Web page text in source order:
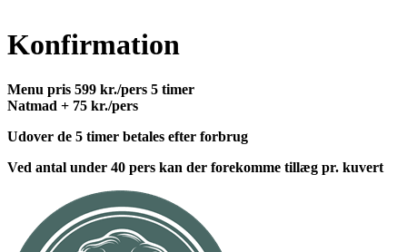
Konfirmation
Menu pris 599 kr./pers 5 timer
Natmad + 75 kr./pers
Udover de 5 timer betales efter forbrug
Ved antal under 40 pers kan der forekomme tillæg pr. kuvert